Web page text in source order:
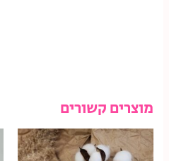
מוצרים קשורים